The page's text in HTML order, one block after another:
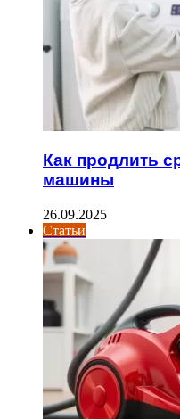
Как продлить
машины
26.09.2025
Статьи